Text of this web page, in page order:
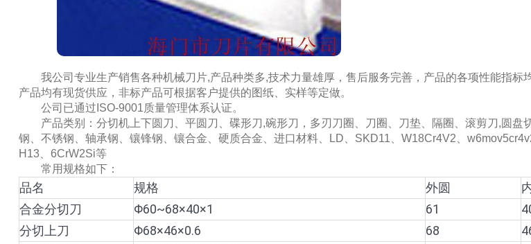
我公司专业生产销售各种机械刀片,产品种类多,技术力量雄厚，售后服务完善，产品的各项性能指标
产品均有现货供应，非标产品可根据客户提供的图纸、实样等定做。
公司已通过ISO-9001质量管理体系认证。
产品类别：分切机上下圆刀、平圆刀、碟形刀,碗形刀，多刃刀圈、刀圈、刀垫、隔圈、滚剪刀,圆盘
钢、不锈钢、轴承钢、镶锋钢、镶合金、硬质合金、进口材料、LD、SKD11、W18Cr4V2、
H13、6CrW2Si等
常用规格如下：
品名 规格 外圆
合金分切刀
Φ60~68×40×1 61
分切上刀
Φ68×46×0.6 68